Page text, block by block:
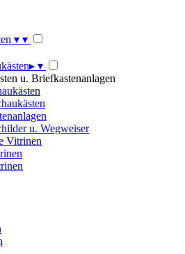
▾ ▾
▸ ▾
u. Briefkastenanlagen
u. Wegweiser
Vitrinen